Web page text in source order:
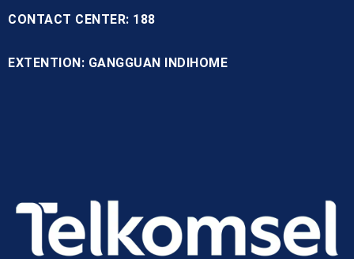
CONTACT CENTER: 188
EXTENTION: GANGGUAN INDIHOME